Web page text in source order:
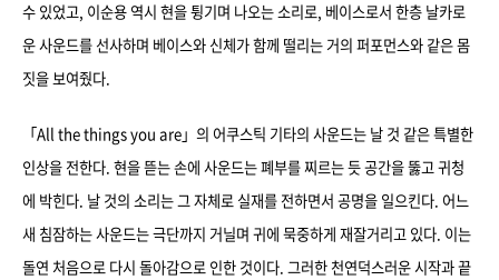
수 있었고, 이순용 역시 현을 튕기며 나오는 소리로, 베이스로서 한층 날카로
운 사운드를 선사하며 베이스와 신체가 함께 떨리는 거의 퍼포먼스와 같은 몸
짓을 보여줬다.
「All the things you are」의 어쿠스틱 기타의 사운드는 날 것 같은 특별한
인상을 전한다. 현을 뜯는 손에 사운드는 폐부를 찌르는 듯 공간을 뚫고 귀청
에 박힌다. 날 것의 소리는 그 자체로 실재를 전하면서 공명을 일으킨다. 어느
새 침잠하는 사운드는 극단까지 거닐며 귀에 묵중하게 재잘거리고 있다. 이는
돌연 처음으로 다시 돌아감으로 인한 것이다. 그러한 천연덕스러운 시작과 끝